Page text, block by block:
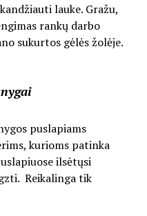
lauke. Gražu,
rankų darbo
sukurtos gėlės žolėje.
puslapiams
kurioms patinka
ilsėtųsi
Reikalinga tik